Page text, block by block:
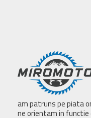
am patruns pe piata
ne orientam in functie